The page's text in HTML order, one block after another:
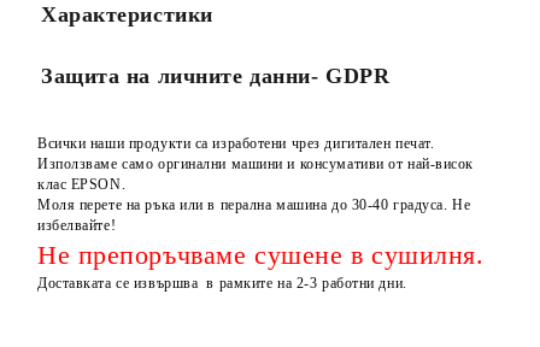
Характеристики
Защита на личните данни- GDPR
Всички наши продукти са изработени чрез дигитален печат.
Използваме само оргинални машини и консумативи от най-висок
клас EPSON.
Моля перете на ръка или в перална машина до 30-40 градуса. Не
избелвайте!
Не препоръчваме сушене в сушилня.
Доставката се извършва в рамките на 2-3 работни дни.